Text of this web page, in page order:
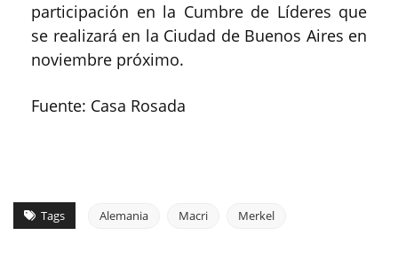
participación en la Cumbre de Líderes que
se realizará en la Ciudad de Buenos Aires en
noviembre próximo.
Fuente: Casa Rosada
Tags Alemania Macri Merkel